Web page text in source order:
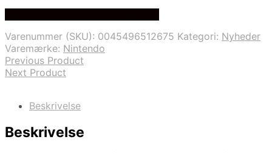
Varenummer (SKU): 0045496512675 Kategori: Nyheder
Varemærke: Nintendo
Previous Product
Next Product
Beskrivelse
Beskrivelse